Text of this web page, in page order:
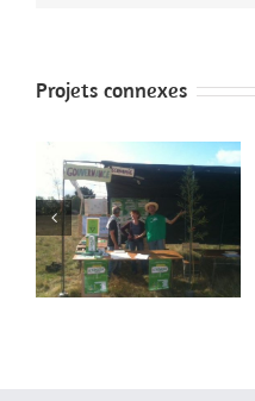
Projets connexes
Faites de la paix 1